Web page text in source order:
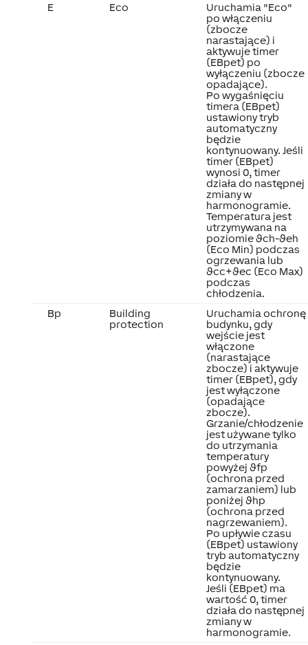
E
Eco
Uruchamia "Eco"
po włączeniu
(zbocze
narastające) i
aktywuje timer
(EBpet) po
wyłączeniu (zbocze
opadające).
Po wygaśnięciu
timera (EBpet)
ustawiony tryb
automatyczny
będzie
kontynuowany. Jeśli
timer (EBpet)
wynosi 0, timer
działa do następnej
zmiany w
harmonogramie.
Temperatura jest
utrzymywana na
poziomie ϑch-ϑeh
(Eco Min) podczas
ogrzewania lub
ϑcc+ϑec (Eco Max)
podczas
chłodzenia.
Bp
Building
protection
Uruchamia ochronę
budynku, gdy
wejście jest
włączone
(narastające
zbocze) i aktywuje
timer (EBpet), gdy
jest wyłączone
(opadające
zbocze).
Grzanie/chłodzenie
jest używane tylko
do utrzymania
temperatury
powyżej ϑfp
(ochrona przed
zamarzaniem) lub
poniżej ϑhp
(ochrona przed
nagrzewaniem).
Po upływie czasu
(EBpet) ustawiony
tryb automatyczny
będzie
kontynuowany.
Jeśli (EBpet) ma
wartość 0, timer
działa do następnej
zmiany w
harmonogramie.